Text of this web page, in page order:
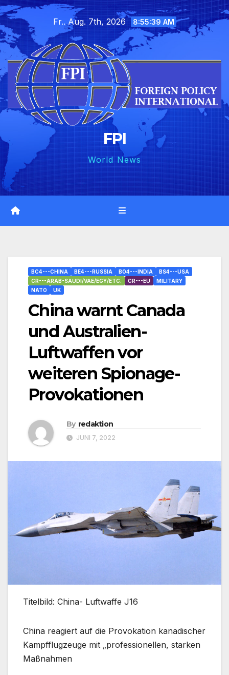
Skip
to
content
Fr.. Aug. 7th, 2026 8:55:40 AM
FPI
World News
BC4---CHINA BE4---RUSSIA BO4---INDIA
BS4---USA
CR---ARAB-SAUDI/VAE/EGY/ETC.
CR---EU
MILITARY
NATO
UK
China warnt Canada
und Australien-
Luftwaffen vor
weiteren Spionage-
Provokationen
By redaktion
JUNI 7, 2022
Titelbild: China- Luftwaffe J16
China reagiert auf die Provokation kanadischer
Kampfflugzeuge mit „professionellen, starken
Maßnahmen